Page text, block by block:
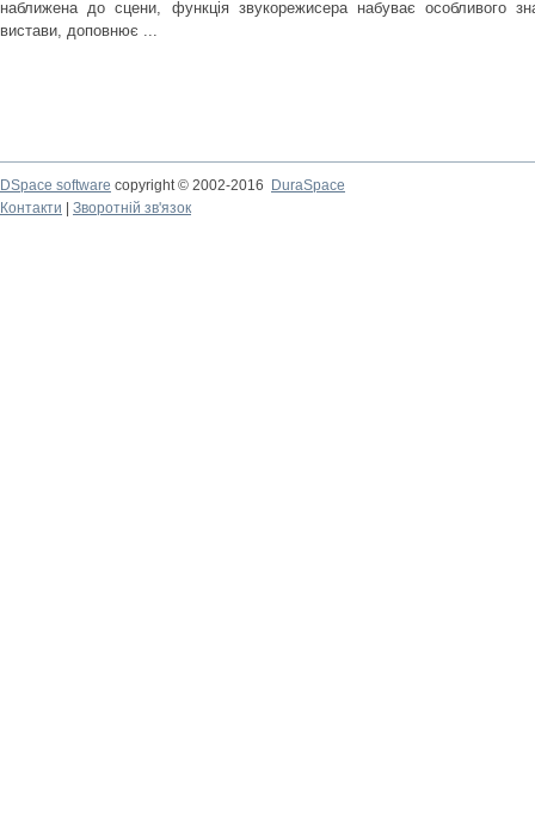
наближена до сцени, функція звукорежисера набуває особливого
вистави, доповнює ...
DSpace software copyright © 2002-2016
DuraSpace
Контакти
Зворотній зв'язок